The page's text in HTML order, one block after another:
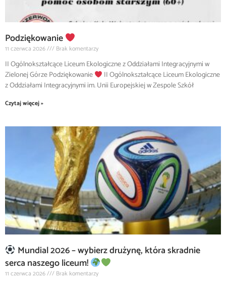
Podziękowanie
11 czerwca 2026 Brak komentarzy
II Ogólnokształcące Liceum Ekologiczne z Oddziałami Integracyjnymi w
Zielonej Górze Podziękowanie
II Ogólnokształcące Liceum Ekologiczne
z Oddziałami Integracyjnymi im. Unii Europejskiej w Zespole Szkół
Czytaj więcej »
Mundial 2026 – wybierz drużynę, która skradnie
serca naszego liceum!
11 czerwca 2026 Brak komentarzy